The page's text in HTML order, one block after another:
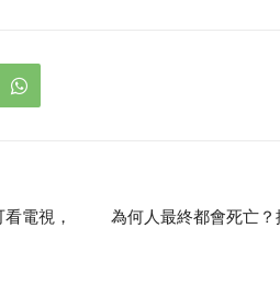
電視，
為何人最終都會死亡